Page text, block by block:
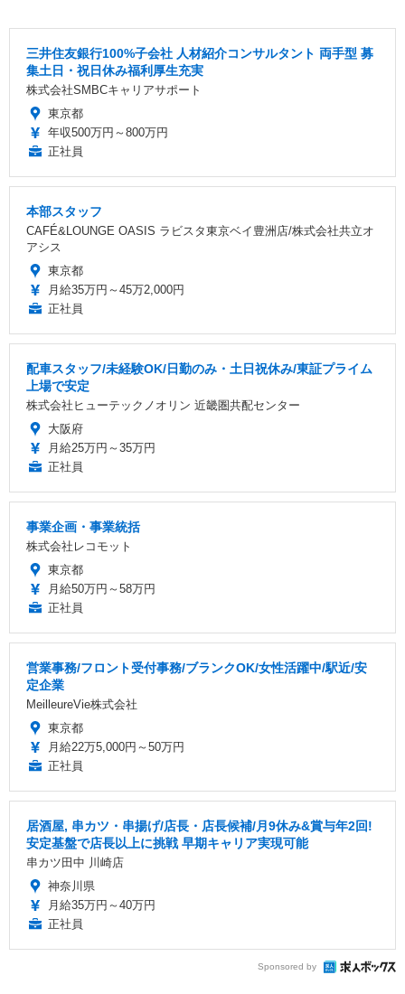
三井住友銀行100%子会社 人材紹介コンサルタント 両手型 募
集土日・祝日休み福利厚生充実
株式会社SMBCキャリアサポート
東京都
年収500万円～800万円
正社員
本部スタッフ
CAFÉ&LOUNGE OASIS ラビスタ東京ベイ豊洲店/株式会社共立オ
アシス
東京都
月給35万円～45万2,000円
正社員
配車スタッフ/未経験OK/日勤のみ・土日祝休み/東証プライム
上場で安定
株式会社ヒューテックノオリン 近畿圏共配センター
大阪府
月給25万円～35万円
正社員
事業企画・事業統括
株式会社レコモット
東京都
月給50万円～58万円
正社員
営業事務/フロント受付事務/ブランクOK/女性活躍中/駅近/安
定企業
MeilleureVie株式会社
東京都
月給22万5,000円～50万円
正社員
居酒屋, 串カツ・串揚げ/店長・店長候補/月9休み&賞与年2回!
安定基盤で店長以上に挑戦 早期キャリア実現可能
串カツ田中 川崎店
神奈川県
月給35万円～40万円
正社員
Sponsored by